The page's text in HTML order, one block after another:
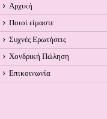
Αρχική
Ποιοί είμαστε
Συχνές Ερωτήσεις
Χονδρική Πώληση
Επικοινωνία